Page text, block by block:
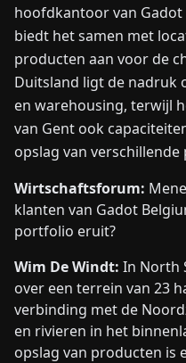
NEEM
CONTACT
OP
hoofdkantoor van Gadot
biedt het samen met
producten aan voor de
Duitsland ligt de nadruk
en warehousing, terwijl
van Gent ook
opslag van
Wirtschaftsforum:
klanten van Gadot
portfolio eruit?
Wim De Windt: In North
over een terrein van 23
verbinding met de
en rivieren in het
opslag van producten is